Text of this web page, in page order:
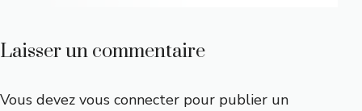
Laisser un commentaire
Vous devez vous connecter pour publier un